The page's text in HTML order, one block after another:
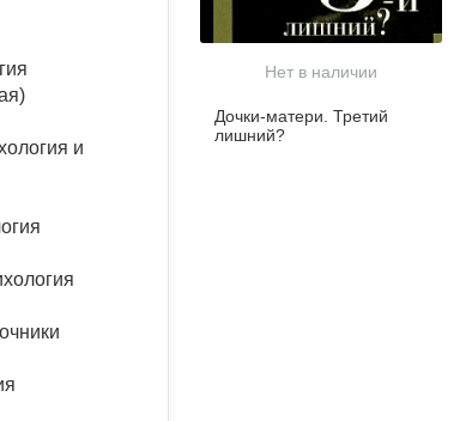
и
Нет в наличии
Дочки-матери. Третий
лишний?